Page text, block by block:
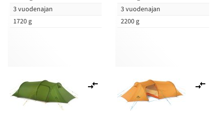
3 vuodenajan
1720 g
3 vuodenajan
2200 g
vertailuun